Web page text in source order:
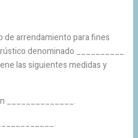
de arrendamiento para fines
denominado __________
las siguientes medidas y
______________.